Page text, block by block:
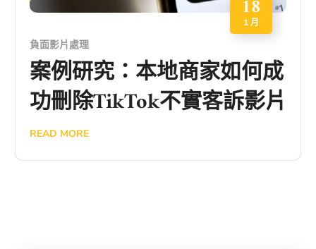
18
1 月
負面影片處理
案例研究：本地商家如何成
功刪除TikTok不實客訴影片
READ MORE